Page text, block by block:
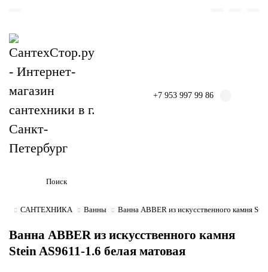
+7 953 997 99 86
САНТЕХНИКА Ванны Ванна ABBER из искусственного камня
Ванна ABBER из искусственного камня
Stein AS9611-1.6 белая матовая